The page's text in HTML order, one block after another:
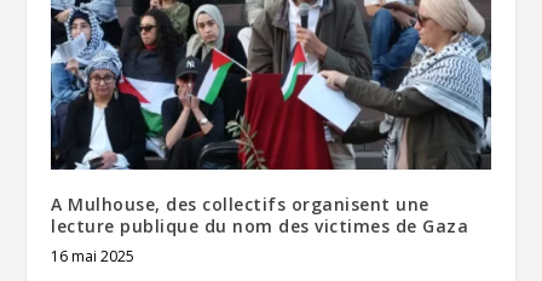
A Mulhouse, des collectifs organisent une
lecture publique du nom des victimes de Gaza
16 mai 2025